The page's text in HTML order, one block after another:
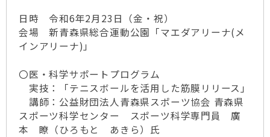
日時 令和6年2月23日（金・祝）
会場 新青森県総合運動公園「マエダアリーナ(メ
インアリーナ)」
〇医・科学サポートプログラム
実技：「テニスボールを活用した筋膜リリース」
講師：公益財団法人青森県スポーツ協会 青森県
スポーツ科学センター スポーツ科学専門員 廣
本 瞭（ひろもと あきら）氏